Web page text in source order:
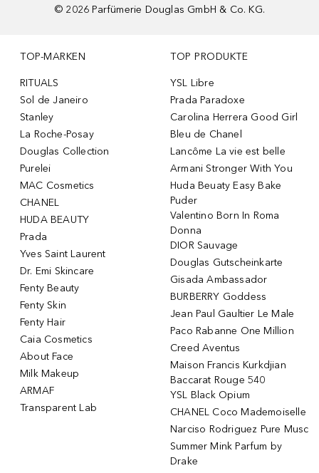
© 2026 Parfümerie Douglas GmbH & Co. KG.
TOP-MARKEN
RITUALS
Sol de Janeiro
Stanley
La Roche-Posay
Douglas Collection
Purelei
MAC Cosmetics
CHANEL
HUDA BEAUTY
Prada
Yves Saint Laurent
Dr. Emi Skincare
Fenty Beauty
Fenty Skin
Fenty Hair
Caia Cosmetics
About Face
Milk Makeup
ARMAF
Transparent Lab
TOP PRODUKTE
YSL Libre
Prada Paradoxe
Carolina Herrera Good Girl
Bleu de Chanel
Lancôme La vie est belle
Armani Stronger With You
Huda Beuaty Easy Bake
Puder
Valentino Born In Roma
Donna
DIOR Sauvage
Douglas Gutscheinkarte
Gisada Ambassador
BURBERRY Goddess
Jean Paul Gaultier Le Male
Paco Rabanne One Million
Creed Aventus
Maison Francis Kurkdjian
Baccarat Rouge 540
YSL Black Opium
CHANEL Coco Mademoiselle
Narciso Rodriguez Pure Musc
Summer Mink Parfum by
Drake